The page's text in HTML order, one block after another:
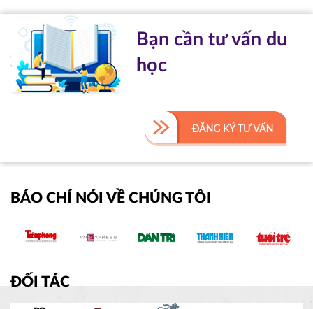
Bạn cần tư vấn du
học
BÁO CHÍ NÓI VỀ CHÚNG TÔI
ĐỐI TÁC